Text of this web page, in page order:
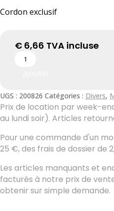
Cordon exclusif
€ 6,66 TVA incluse
UGS : 200826 Catégories : Divers,
Prix ​​de location par week-
au lundi soir). Articles
Pour une commande d'un
25 €, des frais de dossier de
Les articles manquants et
facturés à notre prix de
obtenir sur simple demande.